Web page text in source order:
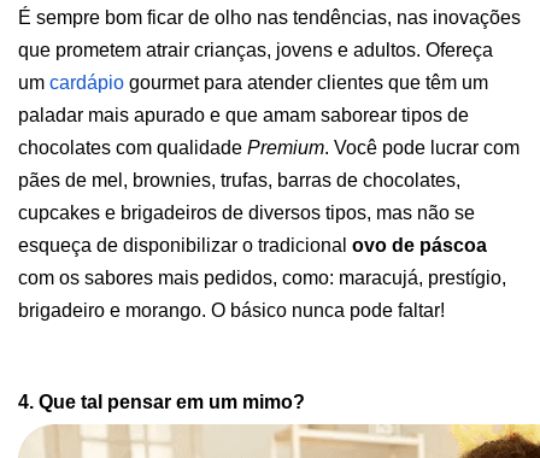
É sempre bom ficar de olho nas tendências, nas inovações
que prometem atrair crianças, jovens e adultos. Ofereça
um cardápio gourmet para atender clientes que têm um
paladar mais apurado e que amam saborear tipos de
chocolates com qualidade Premium. Você pode lucrar com
pães de mel, brownies, trufas, barras de chocolates,
cupcakes e brigadeiros de diversos tipos, mas não se
esqueça de disponibilizar o tradicional ovo de páscoa
com os sabores mais pedidos, como: maracujá, prestígio,
brigadeiro e morango. O básico nunca pode faltar!
4. Que tal pensar em um mimo?